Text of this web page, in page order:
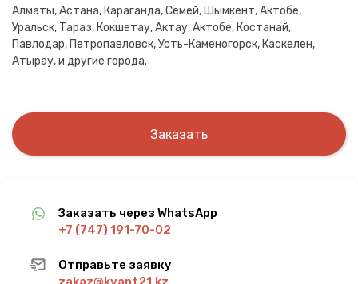
Алматы, Астана, Караганда, Семей, Шымкент, Актобе,
Уральск, Тараз, Кокшетау, Актау, Актобе, Костанай,
Павлодар, Петропавловск, Усть-Каменогорск, Каскелен,
Атырау, и другие города.
Заказать
Заказать через WhatsApp
+7 (747) 191-70-02
Отправьте заявку